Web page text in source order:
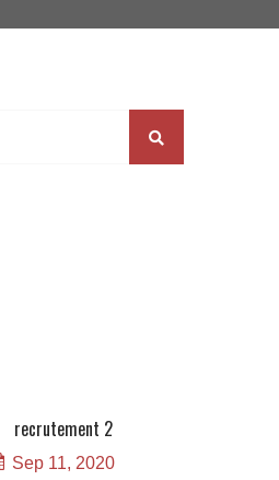
recrutement 2
Sep 11, 2020